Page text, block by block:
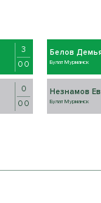
3
0 0
0
0 0
Белов
Булат Мурманск
Незнамов
Булат Мурманск